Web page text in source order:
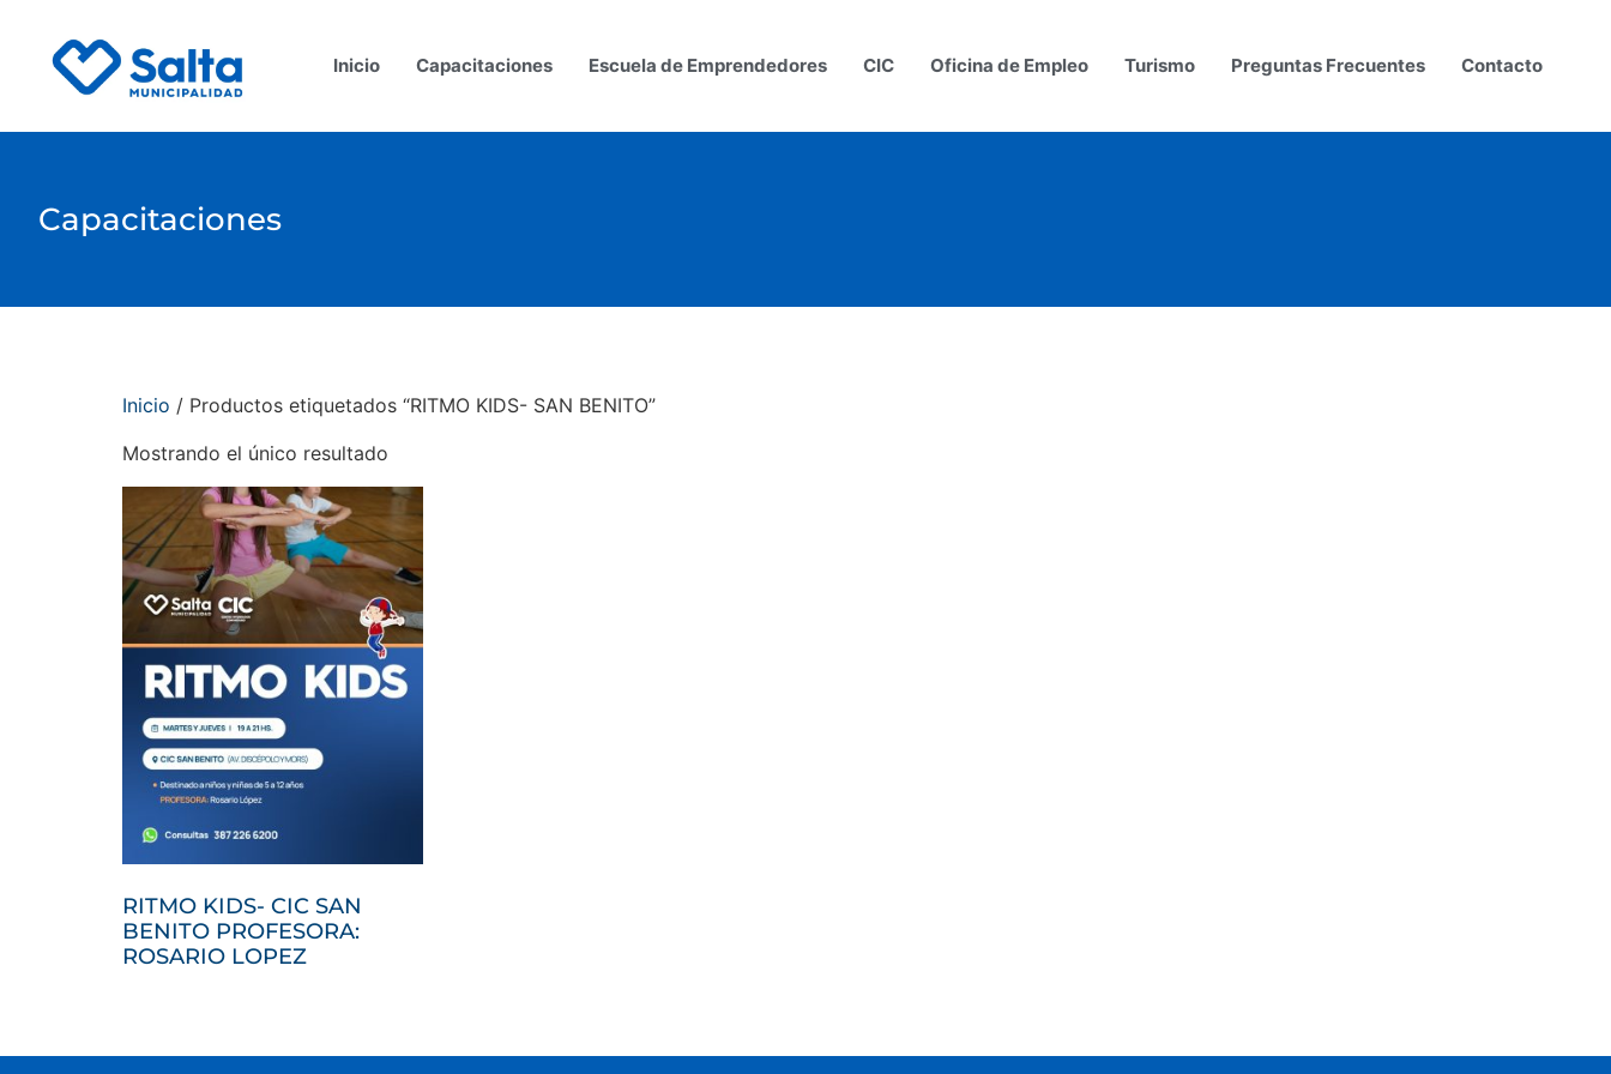
Inicio Capacitaciones Escuela de Emprendedores CIC Oficina de Empleo Turismo Preguntas Frecuentes Contacto
Capacitaciones
Inicio / Productos etiquetados “RITMO KIDS- SAN BENITO”
Mostrando el único resultado
RITMO KIDS- CIC SAN
BENITO PROFESORA:
ROSARIO LOPEZ